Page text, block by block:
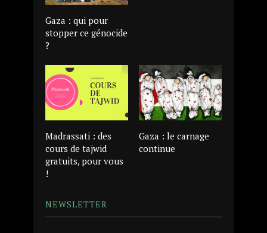
Gaza : qui pour
stopper ce génocide
?
Madrassati : des
cours de tajwid
gratuits, pour vous
!
Gaza : le carnage
continue
NEWSLETTER